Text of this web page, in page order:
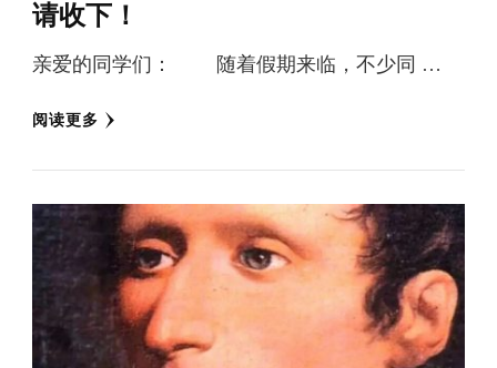
请收下！
亲爱的同学们： 随着假期来临，不少同 …
阅读更多